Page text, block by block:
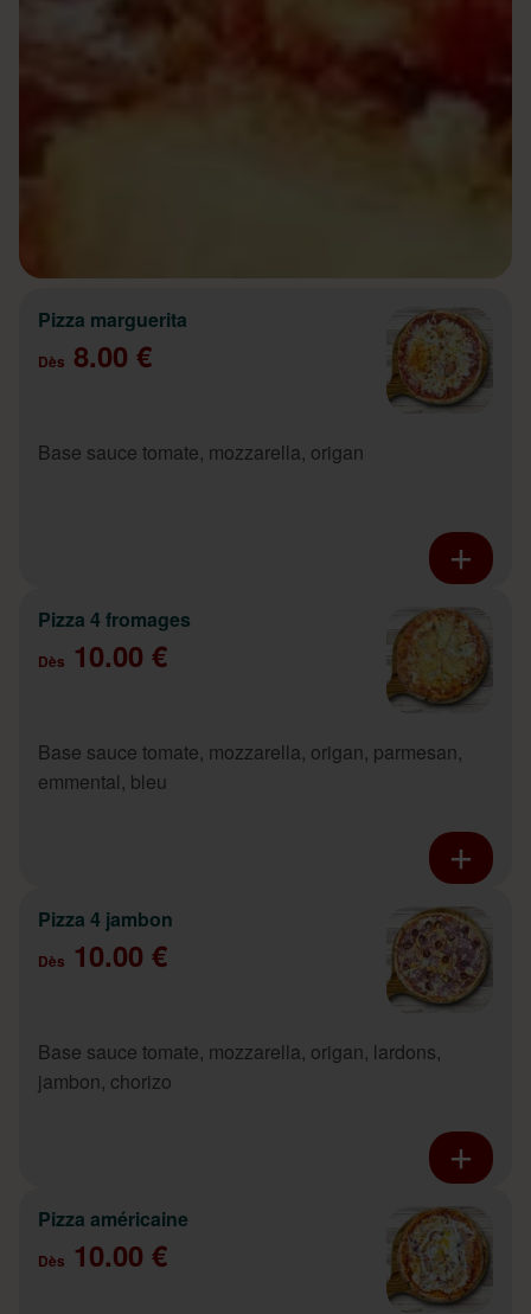
Pizza marguerita
Dès 8.00 €
Base sauce tomate, mozzarella, origan
Pizza 4 fromages
Dès 10.00 €
Base sauce tomate, mozzarella, origan, parmesan,
emmental, bleu
Pizza 4 jambon
Dès 10.00 €
Base sauce tomate, mozzarella, origan, lardons,
jambon, chorizo
Pizza américaine
Dès 10.00 €